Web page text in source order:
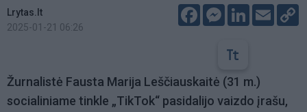
Lrytas.lt
2025-01-21 06:26
FacebookMessenger
LinkedIn
Email
Žurnalistė Fausta Marija Leščiauskaitė (31 m.)
socialiniame tinkle „TikTok“ pasidalijo vaizdo įrašu,